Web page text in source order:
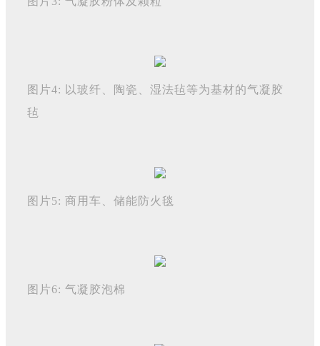
图片4: 以玻纤、陶瓷、湿法毡等为基材的气凝胶
毡
图片5: 商用车、储能防火毯
图片6: 气凝胶泡棉